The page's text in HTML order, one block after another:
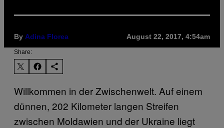
By Adina Florea August 22, 2017, 4:54am
Share:
Willkommen in der Zwischenwelt. Auf einem
dünnen, 202 Kilometer langen Streifen
zwischen Moldawien und der Ukraine liegt